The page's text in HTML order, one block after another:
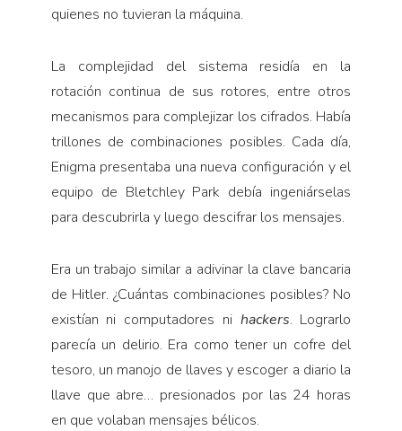
quienes no tuvieran la máquina.
La complejidad del sistema residía en la
rotación continua de sus rotores, entre otros
mecanismos para complejizar los cifrados. Había
trillones de combinaciones posibles. Cada día,
Enigma presentaba una nueva configuración y el
equipo de Bletchley Park debía ingeniárselas
para descubrirla y luego descifrar los mensajes.
Era un trabajo similar a adivinar la clave bancaria
de Hitler. ¿Cuántas combinaciones posibles? No
existían ni computadores ni hackers. Lograrlo
parecía un delirio. Era como tener un cofre del
tesoro, un manojo de llaves y escoger a diario la
llave que abre… presionados por las 24 horas
en que volaban mensajes bélicos.